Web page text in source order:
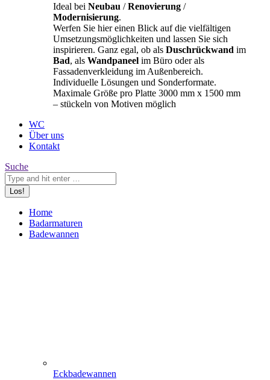
Ideal bei Neubau /Renovierung /
Modernisierung.
Werfen Sie hier einen Blick auf die vielfältigen
Umsetzungsmöglichkeiten und lassen Sie sich
inspirieren. Ganz egal, ob als Duschrückwand im
Bad, als Wandpaneel im Büro oder als
Fassadenverkleidung im Außenbereich.
Individuelle Lösungen und Sonderformate.
Maximale Größe pro Platte 3000 mm x 1500 mm
– stückeln von Motiven möglich
WC
Über uns
Kontakt
Search:
Suche
Home
Badarmaturen
Badewannen
Eckbadewannen